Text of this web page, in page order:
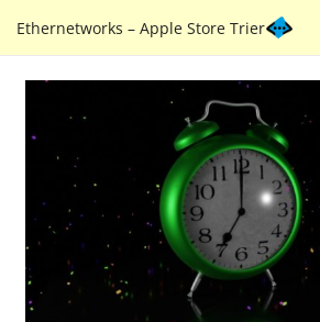
Ethernetworks – Apple Store Trier